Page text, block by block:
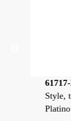
61717-
Style,
Platino